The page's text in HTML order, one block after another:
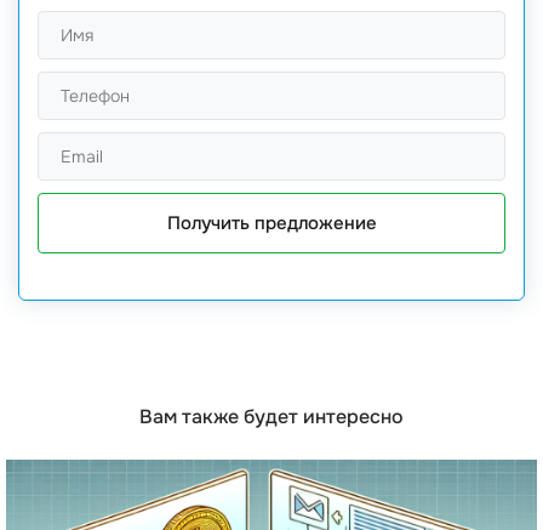
Получить предложение
Вам также будет интересно